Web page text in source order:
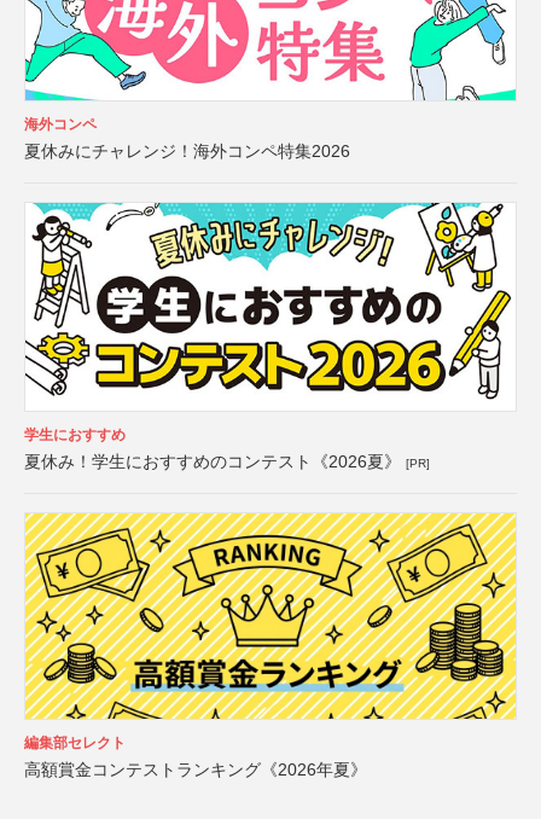
海外コンペ
夏休みにチャレンジ！海外コンペ特集2026
学生におすすめ
夏休み！学生におすすめのコンテスト《2026夏》 [PR]
編集部セレクト
高額賞金コンテストランキング《2026年夏》